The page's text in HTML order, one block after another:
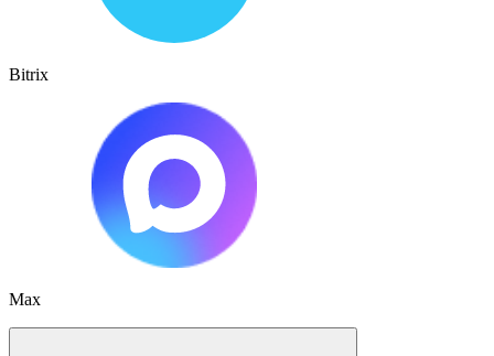
Bitrix
Max